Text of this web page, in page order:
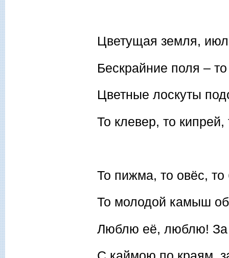
Цветущая земля,
Бескрайние поля –
Цветные лоскуты
То клевер, то
То пижма, то овёс,
То молодой камыш
Люблю её, люблю! За